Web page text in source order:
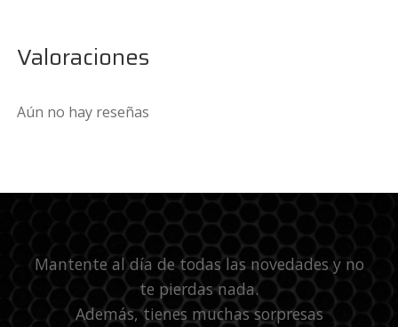
Valoraciones
Aún no hay reseñas
Mantente al día de todas las novedades y no
te pierdas nada.
Además, tienes muchas sorpresas